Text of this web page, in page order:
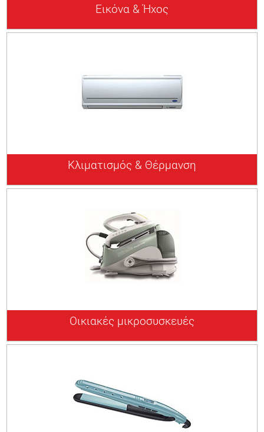
Εικόνα & Ήχος
Κλιματισμός & Θέρμανση
Οικιακές μικροσυσκευές